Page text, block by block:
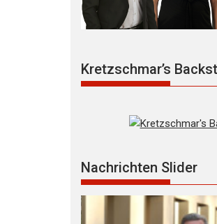
Kretzschmar’s
Nachrichten Slider